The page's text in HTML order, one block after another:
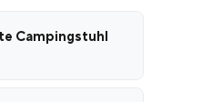
Campingstuhl